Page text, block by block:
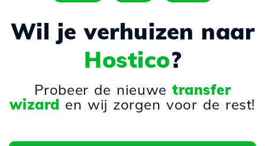
Wil je verhuizen naar
Hostico?
Probeer de nieuwetransfer
wizard en wij zorgen voor de rest!